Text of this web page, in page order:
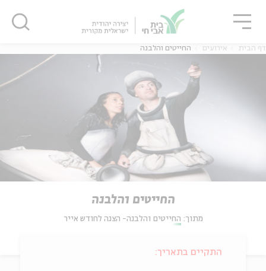
דף הבית אירועים החייטים והלבנה
החייטים והלבנה
מתוך: החייטים והלבנה- הצגה לחודש אייר
התקיים בתאריך:
סגור